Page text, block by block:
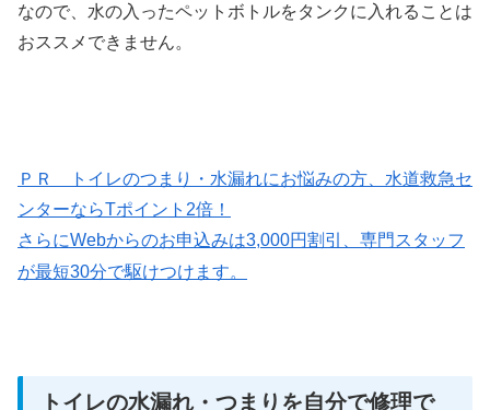
なので、水の入ったペットボトルをタンクに入れることは
おススメできません。
ＰＲ トイレのつまり・水漏れにお悩みの方、水道救急セ
ンターならTポイント2倍！
さらにWebからのお申込みは3,000円割引、専門スタッフ
が最短30分で駆けつけます。
トイレの水漏れ・つまりを自分で修理で